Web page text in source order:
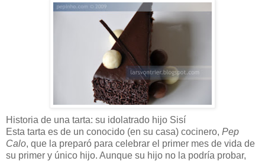
Historia de una tarta: su idolatrado hijo Sisí
Esta tarta es de un conocido (en su casa) cocinero, Pep
Calo, que la preparó para celebrar el primer mes de vida de
su primer y único hijo. Aunque su hijo no la podría probar,